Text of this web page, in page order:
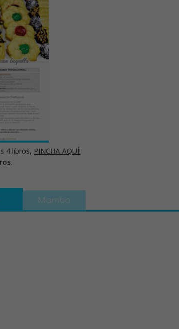
4 libros, PINCHA AQUÍ!
Mambo